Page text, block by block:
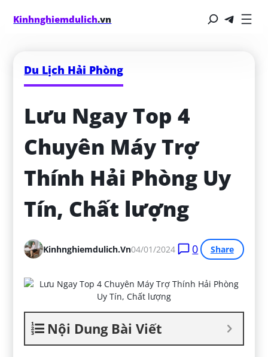
Kinhnghiemdulich.vn
Du Lịch Hải Phòng
Lưu Ngay Top 4
Chuyên Máy Trợ
Thính Hải Phòng Uy
Tín, Chất lượng
Kinhnghiemdulich.vn04/01/2024 0 Share
Nội Dung Bài Viết